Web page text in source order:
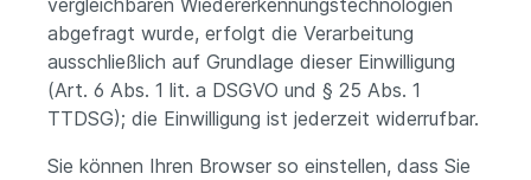
abgefragt wurde, erfolgt die Verarbeitung
ausschließlich auf Grundlage dieser Einwilligung
(Art. 6 Abs. 1 lit. a DSGVO und § 25 Abs. 1
TTDSG); die Einwilligung ist jederzeit widerrufbar.
Sie können Ihren Browser so einstellen, dass Sie